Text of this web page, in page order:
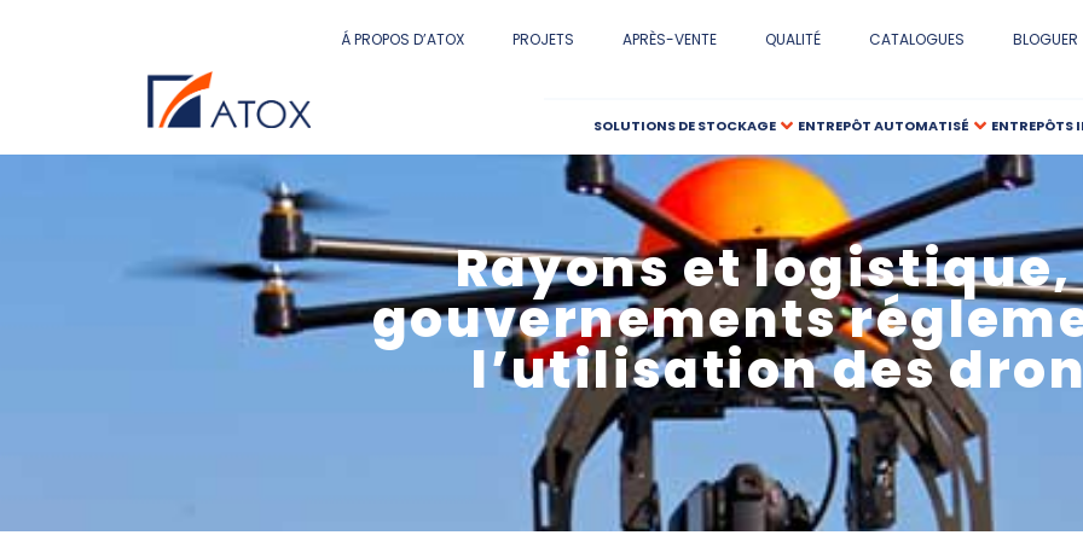
Á PROPOS D’ATOX PROJETS APRÈS-VENTE QUALITÉ CATALOGUES BLOGUER
SOLUTIONS DE STOCKAGE ENTREPÔT AUTOMATISÉ ENTREPÔTS
Rayons et logistique,
gouvernements
l’utilisation des